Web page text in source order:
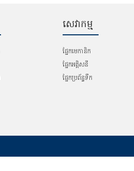
សេវាកម្ម
ផ្នែកមេកានិក
ផ្នែកអគ្គិសនី
ផ្នែកប្រព័ន្ធទឹក